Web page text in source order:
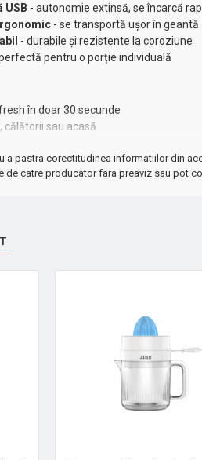
USB - autonomie extinsă, se încarcă
- se transportă ușor în geantă
- durabile și rezistente la coroziune
pentru o porție individuală
în doar 30 secunde
călătorii sau acasă
a pastra corectitudinea informatiilor din
catre producator fara preaviz sau pot